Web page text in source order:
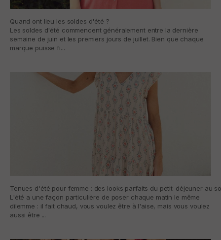
Quand ont lieu les soldes d'été ?
Les soldes d'été commencent généralement entre la dernière
semaine de juin et les premiers jours de juillet. Bien que chaque
marque puisse fi...
Tenues d'été pour femme : des looks parfaits du petit-déjeuner au
L'été a une façon particulière de poser chaque matin le même
dilemme : il fait chaud, vous voulez être à l'aise, mais vous voulez
aussi être ...